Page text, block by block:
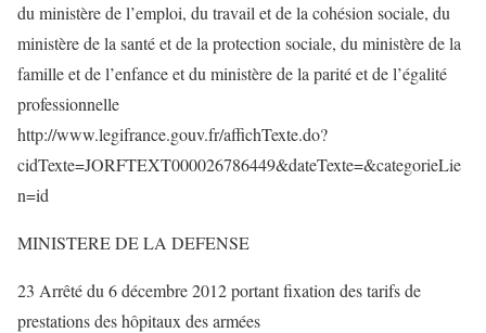
du ministère de l’emploi, du travail et de la cohésion sociale, du
ministère de la santé et de la protection sociale, du ministère de la
famille et de l’enfance et du ministère de la parité et de l’égalité
professionnelle
http://www.legifrance.gouv.fr/affichTexte.do?
cidTexte=JORFTEXT000026786449&dateTexte=&categorieLie
n=id
MINISTERE DE LA DEFENSE
23 Arrêté du 6 décembre 2012 portant fixation des tarifs de
prestations des hôpitaux des armées